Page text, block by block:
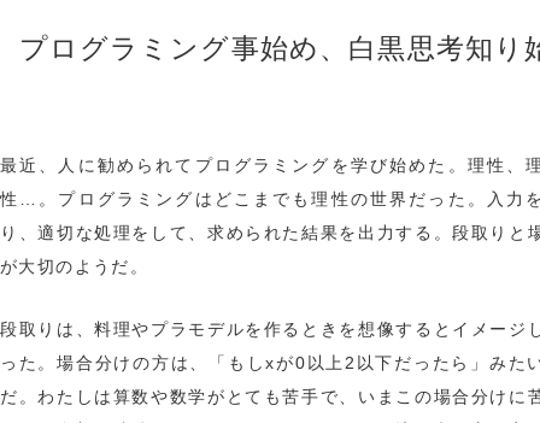
プログラミング事始め、白黒思考知り
最近、人に勧められてプログラミングを学び始めた。理性、
性…。プログラミングはどこまでも理性の世界だった。入力
り、適切な処理をして、求められた結果を出力する。段取りと
が大切のようだ。
段取りは、料理やプラモデルを作るときを想像するとイメージ
った。場合分けの方は、「もしxが0以上2以下だったら」みた
だ。わたしは算数や数学がとても苦手で、いまこの場合分けに